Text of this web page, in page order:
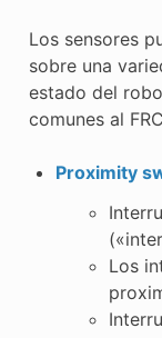
Los sensores
sobre una
estado del
comunes al
Proximity
Los